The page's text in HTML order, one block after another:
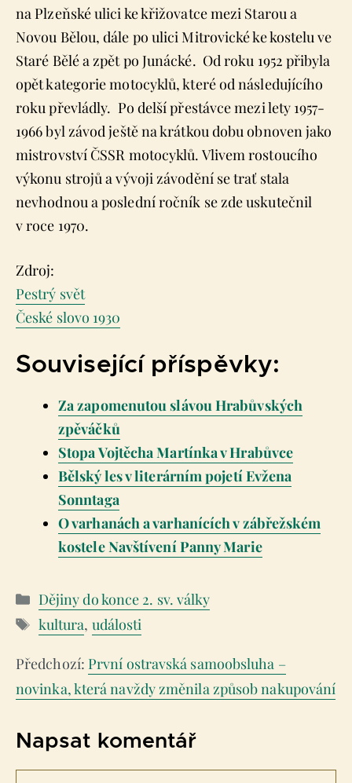
na Plzeňské ulici ke křižovatce mezi Starou a
Novou Bělou, dále po ulici Mitrovické ke kostelu ve
Staré Bělé a zpět po Junácké. Od roku 1952 přibyla
opět kategorie motocyklů, které od následujícího
roku převládly. Po delší přestávce mezi lety 1957-
1966 byl závod ještě na krátkou dobu obnoven jako
mistrovství ČSSR motocyklů. Vlivem rostoucího
výkonu strojů a vývoji závodění se trať stala
nevhodnou a poslední ročník se zde uskutečnil
v roce 1970.
Zdroj:
Pestrý svět
České slovo 1930
Související příspěvky:
Za zapomenutou slávou Hrabůvských
zpěváčků
Stopa Vojtěcha Martínka v Hrabůvce
Bělský les v literárním pojetí Evžena
Sonntaga
O varhanách a varhanících v zábřežském
kostele Navštívení Panny Marie
Rubriky
Dějiny do konce 2. sv. války
Štítky
kultura, události
První ostravská samoobsluha –
novinka, která navždy změnila způsob nakupování
Napsat komentář